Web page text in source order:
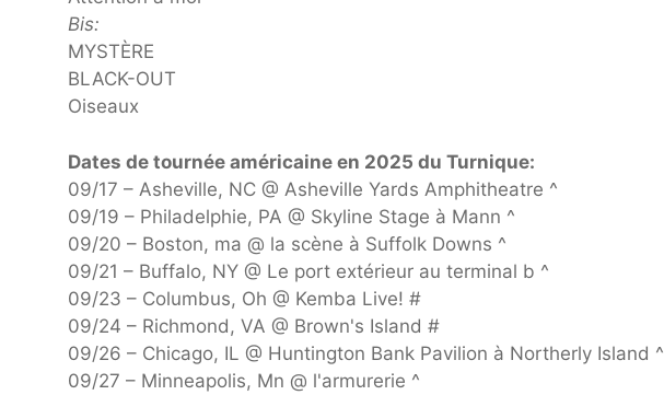
Bis:
MYSTÈRE
BLACK-OUT
Oiseaux
Dates de tournée américaine en 2025 du Turnique:
09/17 – Asheville, NC @ Asheville Yards Amphitheatre ^
09/19 – Philadelphie, PA @ Skyline Stage à Mann ^
09/20 – Boston, ma @ la scène à Suffolk Downs ^
09/21 – Buffalo, NY @ Le port extérieur au terminal b ^
09/23 – Columbus, Oh @ Kemba Live! #
09/24 – Richmond, VA @ Brown's Island #
09/26 – Chicago, IL @ Huntington Bank Pavilion à Northerly Island ^
09/27 – Minneapolis, Mn @ l'armurerie ^